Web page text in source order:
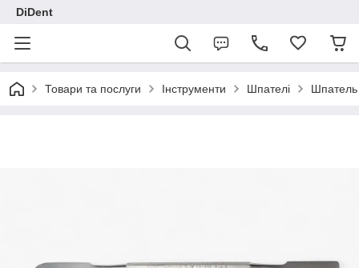
DiDent
Товари та послуги Інструменти Шпателі